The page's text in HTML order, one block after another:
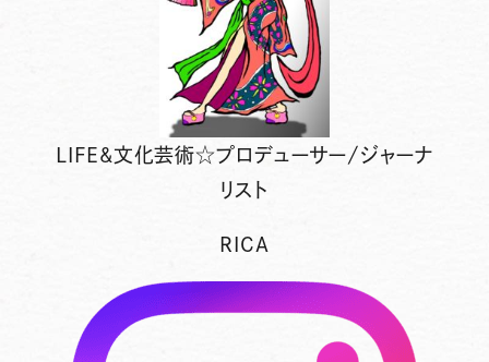
LIFE&文化芸術☆プロデューサー/ジャーナ
リスト
RICA